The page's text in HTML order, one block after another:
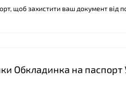
щоб захистити ваш документ від
Обкладинка на паспорт